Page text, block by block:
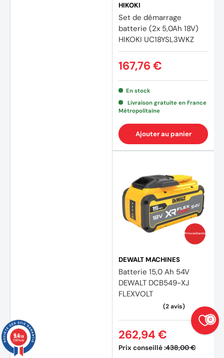
HIKOKI
Set de démarrage
batterie (2x 5,0Ah 18V)
HIKOKI UC18YSL3WKZ
167,76 €
En stock
Livraison gratuite en France
Métropolitaine
Ajouter au panier
Prix coûtants
DEWALT MACHINES
Batterie 15,0 Ah 54V
DEWALT DCB549-XJ
FLEXVOLT
Prix conseillé :438,00 €
262,94 €
0
9.4/10
23874 avis